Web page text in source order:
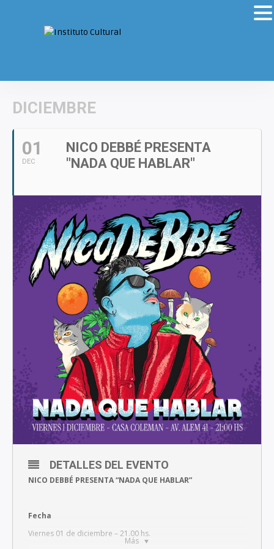
DICIEMBRE
01
DEC
NICO DEBBÉ PRESENTA
"NADA QUE HABLAR"
Más
DETALLES DEL EVENTO
NICO DEBBÉ PRESENTA “NADA QUE HABLAR”
Fecha
Viernes 01 de diciembre – 21.00 hs.